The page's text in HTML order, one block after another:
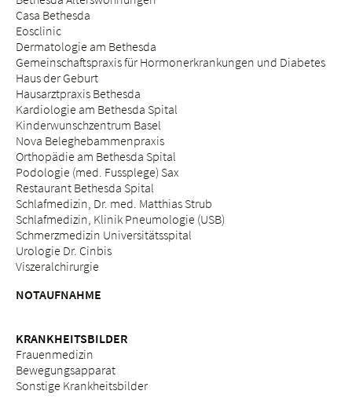
Casa Bethesda
Eosclinic
Dermatologie am Bethesda
Gemeinschaftspraxis für Hormonerkrankungen und Diabetes
Haus der Geburt
Hausarztpraxis Bethesda
Kardiologie am Bethesda Spital
Kinderwunschzentrum Basel
Nova Beleghebammenpraxis
Orthopädie am Bethesda Spital
Podologie (med. Fussplege) Sax
Restaurant Bethesda Spital
Schlafmedizin, Dr. med. Matthias Strub
Schlafmedizin, Klinik Pneumologie (USB)
Schmerzmedizin Universitätsspital
Urologie Dr. Cinbis
Viszeralchirurgie
NOTAUFNAHME
KRANKHEITSBILDER
Frauenmedizin
Bewegungsapparat
Sonstige Krankheitsbilder